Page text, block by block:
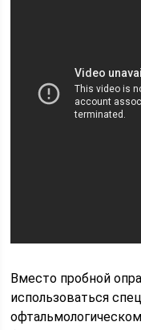
Вместо пробной
использоваться